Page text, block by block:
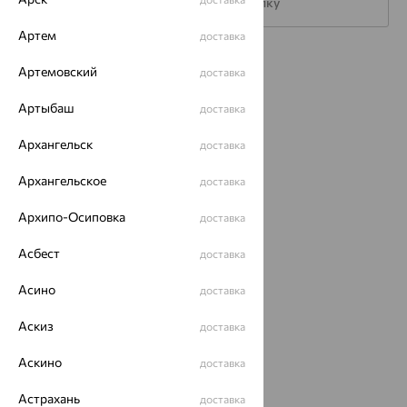
Каталог
Акции
ул. Зегеля, 27/2
8 (800) 250-02-30
Артем доставка
Артемовский доставка
Артыбаш доставка
Архангельск доставка
Архангельское доставка
Архипо-Осиповка доставка
Асбест доставка
Асино доставка
Аскиз доставка
Аскино доставка
Астрахань доставка